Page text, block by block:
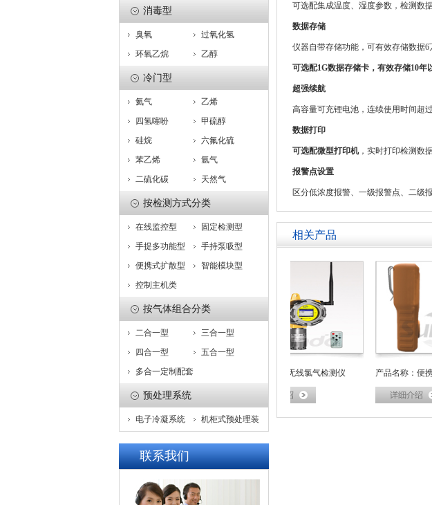
消毒型
臭氧
过氧化氢
环氧乙烷
乙醇
冷门型
氦气
乙烯
四氢噻吩
甲硫醇
硅烷
六氟化硫
苯乙烯
氩气
二硫化碳
天然气
按检测方式分类
在线监控型
固定检测型
手提多功能型
手持泵吸型
便携式扩散型
智能模块型
控制主机类
按气体组合分类
二合一型
三合一型
四合一型
五合一型
多合一定制配套
预处理系统
电子冷凝系统
机柜式预处理装
联系我们
可选配集成温度、湿度参数，检测数
数据存储
仪器自带存储功能，可有效存储数据
可选配1G数据存储卡，有效存储10
超强续航
高容量可充锂电池，连续使用时间超
数据打印
可选配微型打印机，实时打印检测数
报警点设置
区分低浓度报警、一级报警点、二级
相关产品
产品名称：氯气在线监测系统 产品名称：无线氯气检测仪 产品名称：便携式